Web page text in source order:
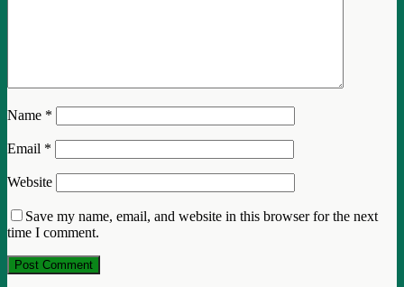
Name *
Email *
Website
Save my name, email, and website in this browser for the next
time I comment.